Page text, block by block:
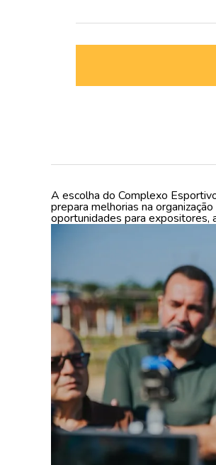
A escolha do Complexo
prepara melhorias na
oportunidades para expositores,